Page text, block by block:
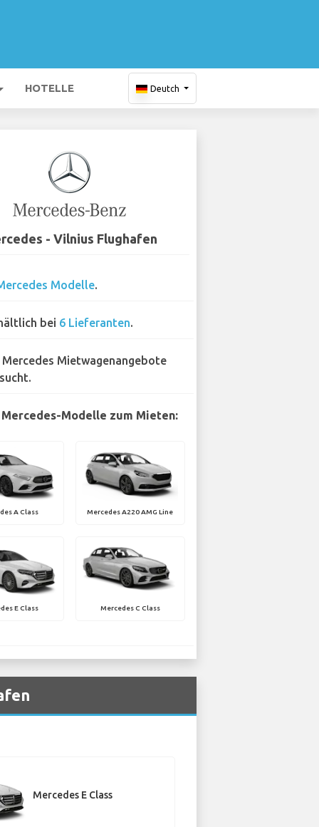
HOTELLE Deutch
- Vilnius Flughafen
Modelle.
bei 6 Lieferanten.
Mercedes Mietwagenangebote
Modelle zum Mieten:
A Class Mercedes A220 AMG Line
E Class Mercedes C Class
Mercedes E Class